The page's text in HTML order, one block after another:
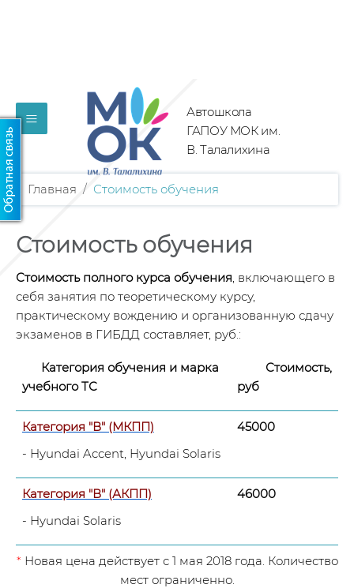
Автошкола
ГАПОУ МОК им.
В. Талалихина
≡
Главная / Стоимость обучения
Стоимость обучения
Стоимость полного курса обучения, включающего в
себя занятия по теоретическому курсу,
практическому вождению и организованную сдачу
экзаменов в ГИБДД составляет, руб.:
Категория обучения и марка
учебного ТС
Стоимость,
руб
Категория "В" (МКПП)
- Hyundai Accent, Hyundai Solaris
45000
Категория "В" (АКПП)
- Hyundai Solaris
46000
* Новая цена действует с 1 мая 2018 года. Количество
мест ограниченно.